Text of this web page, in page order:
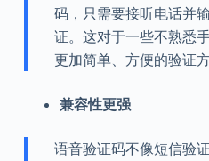
码，只需要接听电话并
证。这对于一些不熟悉
更加简单、方便的验证方
兼容性更强
语音验证码不像短信验